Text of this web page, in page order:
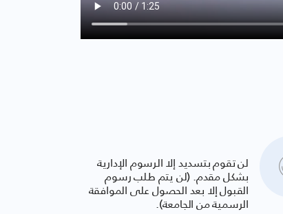
لن تقوم بتسديد إلا الرسوم الإدارية
بشكل مقدم. (لن يتم طلب رسوم
القبول إلا بعد الحصول على الموافقة
الرسمية من الجامعة).